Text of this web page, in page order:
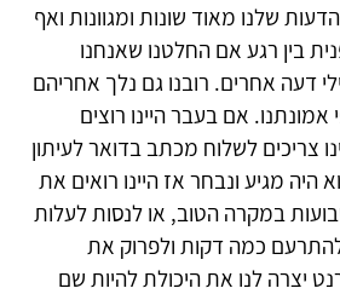
שלנו מאוד שונות ומגוונות ואף
בין רגע אם החלטנו שאנחנו
דעה אחרים. רובנו גם נלך אחריהם
אם בעבר היינו רוצים
צריכים לשלוח מכתב בדואר לעיתון
היה מגיע ונבחר אז היינו רואים את
במקרה הטוב, או לנסות לעלות
להתרעם כמה דקות ולפרוק את
יצרה לנו את היכולת להיות שם